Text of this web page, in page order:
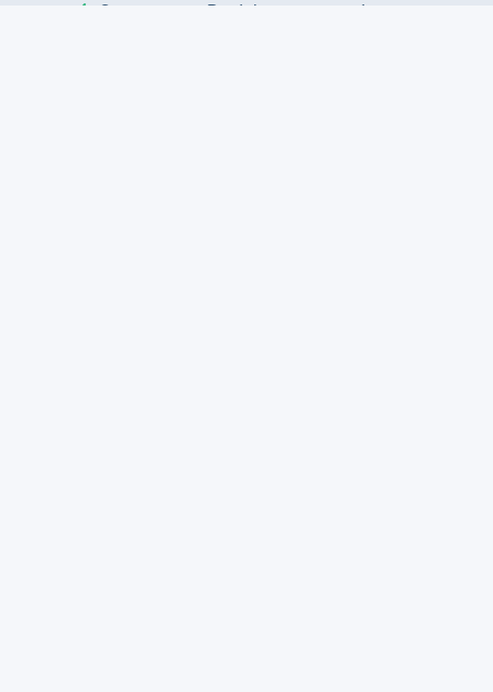
Gut getestete Produkte – passend zur